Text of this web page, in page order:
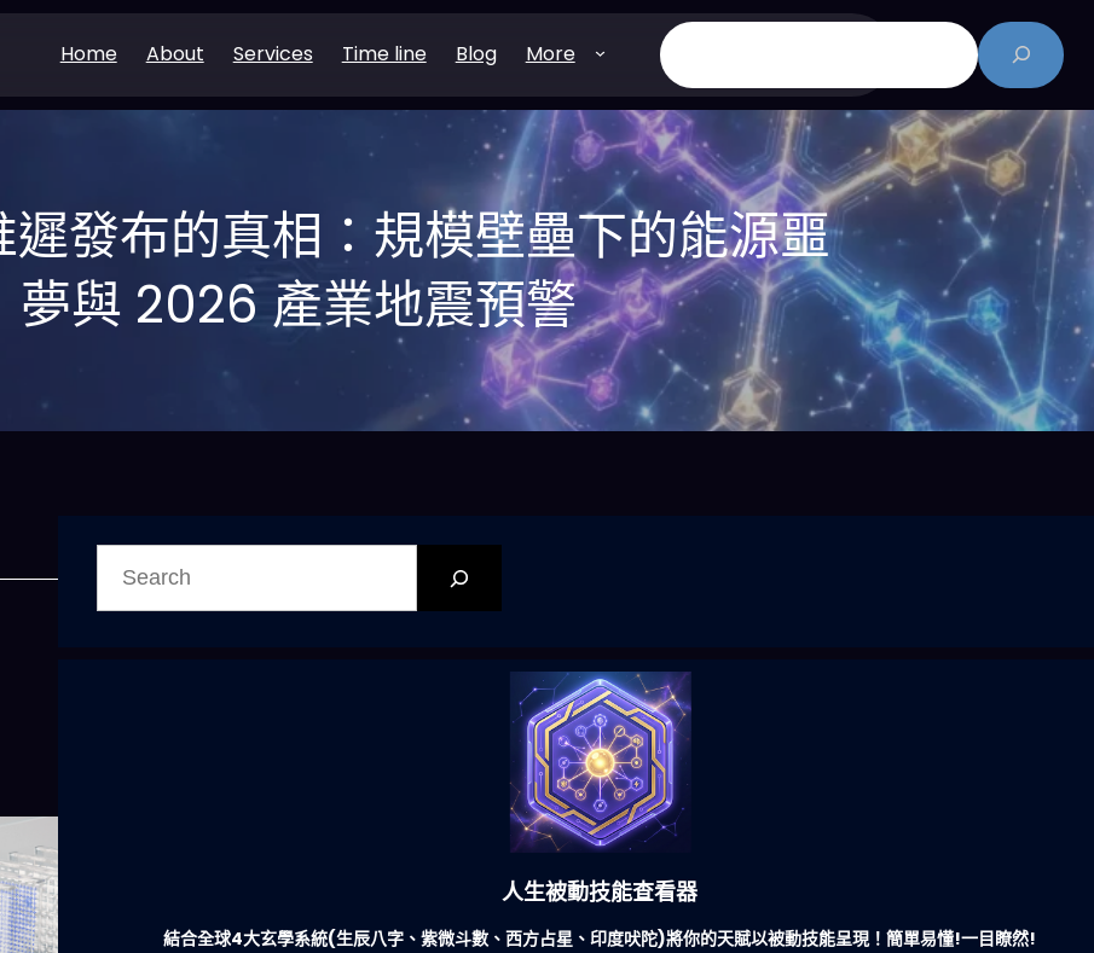
Home About Services Time line Blog More
搜
尋
發布的真相：規模壁壘下的能源噩
夢與 2026 產業地震預警
人生被動技能查看器
結合全球4大玄學系統(生辰八字、紫微斗數、西方占星、印度吠陀)將你的天賦以被動技能呈現！簡單易懂!一目瞭然!